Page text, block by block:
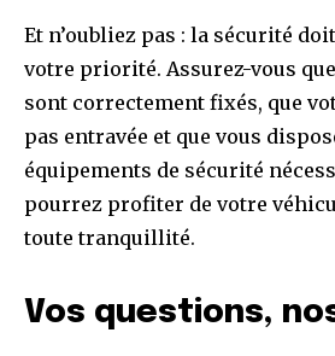
Et n’oubliez pas : la sécurité
votre priorité. Assurez-vous
sont correctement fixés, que
pas entravée et que vous
équipements de sécurité
pourrez profiter de votre
toute tranquillité.
Vos questions,